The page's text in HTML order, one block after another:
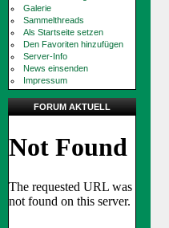
Galerie
Sammelthreads
Als Startseite setzen
Den Favoriten hinzufügen
Server-Info
News einsenden
Impressum
FORUM AKTUELL